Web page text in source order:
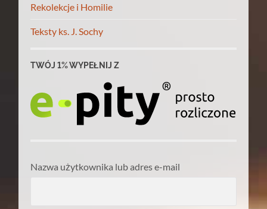
Rekolekcje i Homilie
Teksty ks. J. Sochy
TWÓJ 1% WYPEŁNIJ Z
Nazwa użytkownika lub adres e-mail